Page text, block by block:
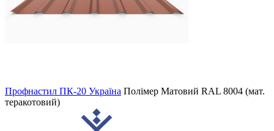
Профнастил ПК-20 Україна Полімер Матовий RAL 8004 (мат.
теракотовий)